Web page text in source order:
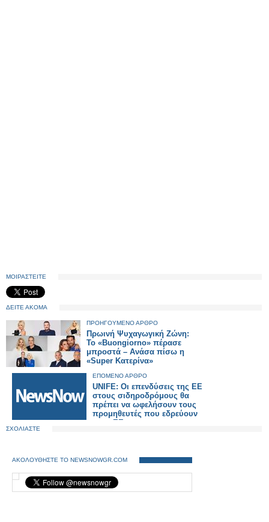
ΜΟΙΡΑΣΤΕΙΤΕ
ΔΕΙΤΕ ΑΚΟΜΑ
ΠΡΟΗΓΟΥΜΕΝΟ ΑΡΘΡΟ
Πρωινή Ψυχαγωγική Ζώνη:
Το «Buongiorno» πέρασε
μπροστά – Ανάσα πίσω η
«Super Κατερίνα»
ΕΠΟΜΕΝΟ ΑΡΘΡΟ
UNIFE: Οι επενδύσεις της ΕΕ
στους σιδηροδρόμους θα
πρέπει να ωφελήσουν τους
προμηθευτές που εδρεύουν
στην ΕΕ
ΣΧΟΛΙΑΣΤΕ
ΑΚΟΛΟΥΘΗΣΤΕ ΤΟ NEWSNOWGR.COM